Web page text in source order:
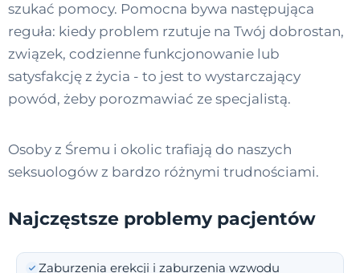
szukać pomocy. Pomocna bywa następująca
reguła: kiedy problem rzutuje na Twój dobrostan,
związek, codzienne funkcjonowanie lub
satysfakcję z życia - to jest to wystarczający
powód, żeby porozmawiać ze specjalistą.
Osoby z Śremu i okolic trafiają do naszych
seksuologów z bardzo różnymi trudnościami.
Najczęstsze problemy pacjentów
Zaburzenia erekcji i zaburzenia wzwodu